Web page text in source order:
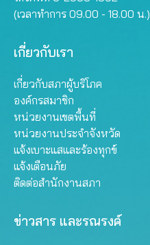
(เวลาทำการ 09.00 - 18.00 น.)
เกี่ยวกับเรา
เกี่ยวกับสภาผู้บริโภค
องค์กรสมาชิก
หน่วยงานเขตพื้นที่
หน่วยงานประจำจังหวัด
แจ้งเบาะแสและร้องทุกข์
แจ้งเตือนภัย
ติดต่อสำนักงานสภา
ข่าวสาร และรณรงค์